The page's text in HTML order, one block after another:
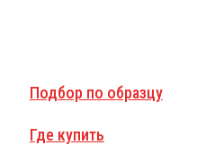
Подбор по образцу
Где купить